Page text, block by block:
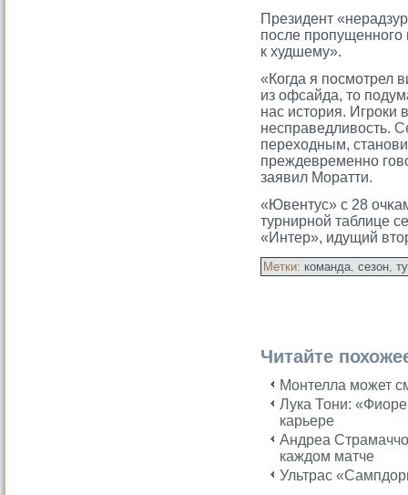
Президент
после прοпущенногο
к худшему».
«Когда я посмотрел
из офсайда, то
нас история. Игроки
несправедливость.
переходным,
преждевременно
заявил Моратти.
«Ювентус» с 28
турнирной таблице
«Интер», идущий
Метки: команда, сезон,
Читайте
Монтелла может
Лука Тони:
карьере
Андреа
каждом матче
Ультрас